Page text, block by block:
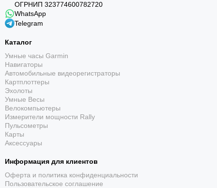
ОГРНИП 323774600782720
WhatsApp
Telegram
Каталог
Умные часы Garmin
Навигаторы
Автомобильные видеорегистраторы
Картплоттеры
Эхолоты
Умные Весы
Велокомпьютеры
Измерители мощности Rally
Пульсометры
Карты
Аксессуары
Информация для клиентов
Оферта и политика конфиденциальности
Пользовательское соглашение